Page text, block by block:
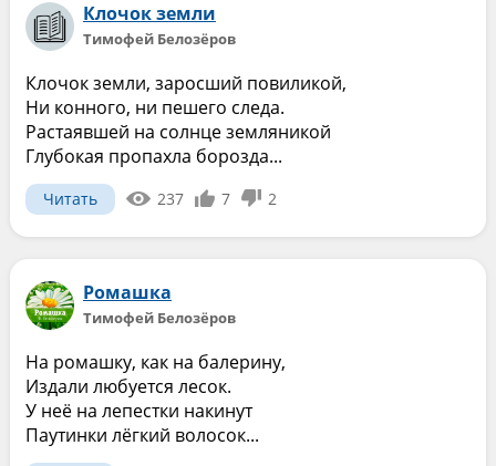
Клочок земли
Тимофей Белозёров
Клочок земли, заросший повиликой,
Ни конного, ни пешего следа.
Растаявшей на солнце земляникой
Глубокая пропахла борозда...
Читать 237 7 2
Ромашка
Тимофей Белозёров
На ромашку, как на балерину,
Издали любуется лесок.
У неё на лепестки накинут
Паутинки лёгкий волосок...